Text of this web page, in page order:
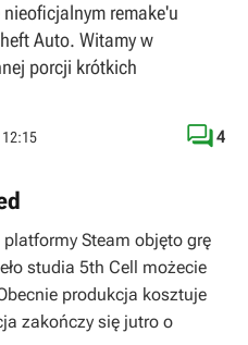
nieoficjalnym remake'u
Auto. Witamy w
porcji krótkich
12:15 4
Steam objęto grę
studia 5th Cell możecie
produkcja kosztuje
zakończy się jutro o